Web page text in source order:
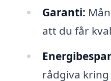
Garanti:
att du får
rådgiva